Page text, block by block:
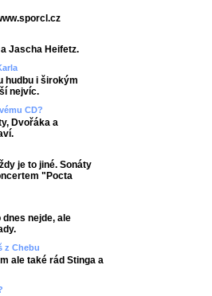
Jascha Heifetz.
hudbu i širokým
nejvíc.
CD?
Dvořáka a
je to jiné. Sonáty
"Pocta
nejde, ale
z Chebu
ale také rád Stinga a